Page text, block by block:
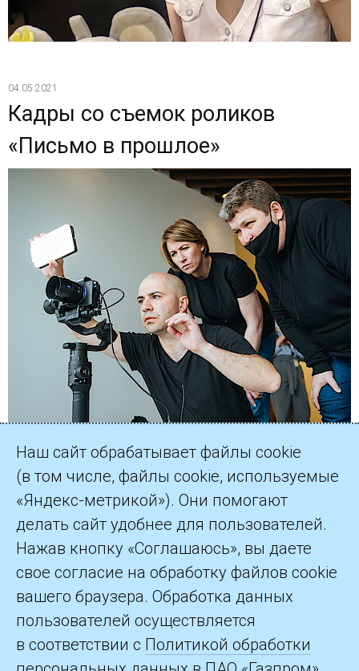
04.05.2021
Кадры со съемок роликов
«Письмо в прошлое»
©2026 ПАО «Газпром»
Контакты
Наш сайт обрабатывает файлы cookie
(в том числе, файлы cookie, используемые
«Яндекс-метрикой»). Они помогают
делать сайт удобнее для пользователей.
Нажав кнопку «Соглашаюсь», вы даете
свое согласие на обработку файлов cookie
вашего браузера. Обработка данных
пользователей осуществляется
в соответствии с Политикой обработки